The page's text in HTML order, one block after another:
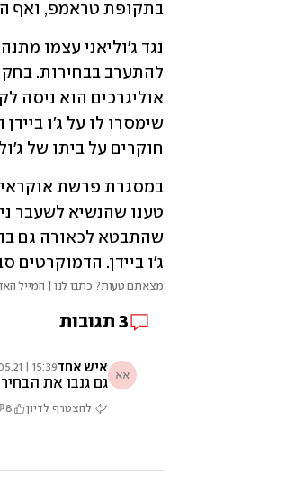
בתקופת טראמפ, ואף
נגד ג'וליאני עצמו
חוקרים על ביתו של
ג'ו ביידן. הדמוקרטים
מצאתם טעות? כתבו לנו | המייל
3 תגובות
אא איש אחד15:39 | 28.05.21
גם גנבו את
להצטרף לדיון 8